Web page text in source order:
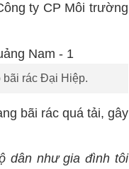
ty CP Môi trường
bãi rác Đại Hiệp.
bãi rác quá tải, gây
dân như gia đình tôi